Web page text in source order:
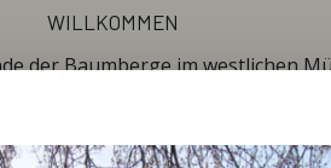
willkommen
der Baumberge im westlichen
sich sowohl zum Eier legen